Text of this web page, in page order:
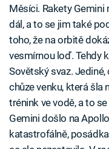
Měsíci. Rakety
dál, a to se jim také
toho, že na orbitě
vesmírnou loď. Tehdy
Sovětský svaz.
chůze venku, která šla
trénink ve vodě, a to
Gemini došlo na
katastrofálně,